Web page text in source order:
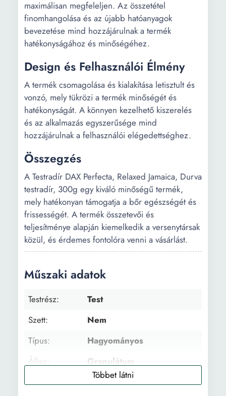
maximálisan megfeleljen. Az összetétel
finomhangolása és az újabb hatóanyagok
bevezetése mind hozzájárulnak a termék
hatékonyságához és minőségéhez.
Design és Felhasználói Élmény
A termék csomagolása és kialakítása letisztult és
vonzó, mely tükrözi a termék minőségét és
hatékonyságát. A könnyen kezelhető kiszerelés
és az alkalmazás egyszerűsége mind
hozzájárulnak a felhasználói elégedettséghez.
Összegzés
A Testradír DAX Perfecta, Relaxed Jamaica, Durva
testradír, 300g egy kiváló minőségű termék,
mely hatékonyan támogatja a bőr egészségét és
frissességét. A termék összetevői és
teljesítménye alapján kiemelkedik a versenytársak
közül, és érdemes fontolóra venni a vásárlást.
Műszaki adatok
Testrész:
Test
Szett:
Nem
Típus:
Hagyományos
Állag:
Granulátum
Arcbőr típus:
Normális